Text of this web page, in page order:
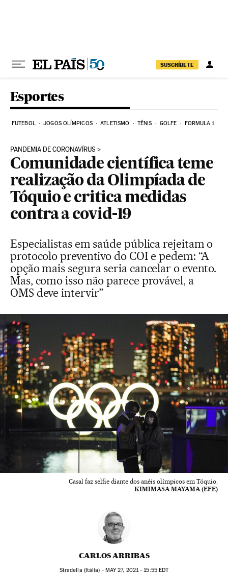
SUSCRÍBETE
Esportes
FUTEBOL JOGOS OLÍMPICOS ATLETISMO TÊNIS GOLFE FORMULA 1
PANDEMIA DE CORONAVÍRUS
Comunidade científica teme
realização da Olimpíada de
Tóquio e critica medidas
contra a covid-19
Especialistas em saúde pública rejeitam o
protocolo preventivo do COI e pedem: “A
opção mais segura seria cancelar o evento.
Mas, como isso não parece provável, a
OMS deve intervir”
Casal faz selfie diante dos anéis olímpicos em Tóquio.
KIMIMASA MAYAMA (EFE)
CARLOS ARRIBAS
Stradella (Itália) - MAY27, 2021 - 15:55EDT